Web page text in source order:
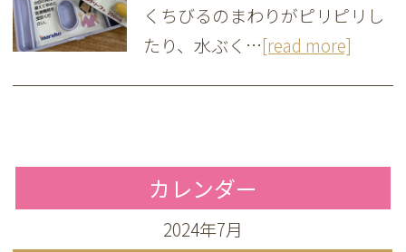
くちびるのまわりがピリピリし
たり、水ぶく…[read more]
カレンダー
2024年7月